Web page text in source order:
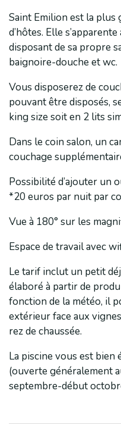
Saint Emilion est la plus
d’hôtes. Elle
disposant de sa propre
baignoire-douche et wc.
Vous disposerez de
pouvant être disposés,
king size soit en 2 lits
Dans le coin salon, un
couchage
Possibilité d’ajouter un
*20 euros par nuit par
Vue à 180° sur les
Espace de travail avec
Le tarif inclut un petit
élaboré à partir de
fonction de la météo, il
extérieur face aux
rez de chaussée.
La piscine vous est bien
(ouverte généralement
septembre-début